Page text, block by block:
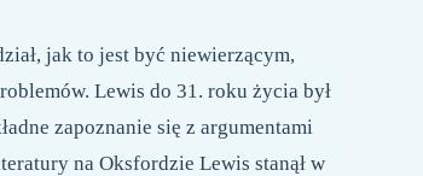
jak to jest być niewierzącym,
Lewis do 31. roku życia był
zapoznanie się z argumentami
na Oksfordzie Lewis stanął w